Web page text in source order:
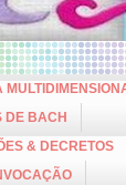
DE BACH
& DECRETOS